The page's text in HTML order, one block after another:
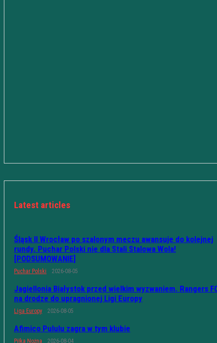
Latest articles
Śląsk II Wrocław po szalonym meczu awansuje do kolejnej
rundy. Puchar Polski nie dla Stali Stalowa Wola!
[PODSUMOWANIE]
Puchar Polski 2026-08-05
Jagiellonia Białystok przed wielkim wyzwaniem. Rangers
na drodze do upragnionej Ligi Europy
Liga Europy 2026-08-05
Afimico Pululu zagra w tym klubie
Piłka Nożna 2026-08-04